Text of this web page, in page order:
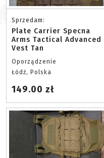
Sprzedam:
Plate Carrier Specna
Arms Tactical Advanced
Vest Tan
Oporządzenie
Łódź, Polska
149.00 zł